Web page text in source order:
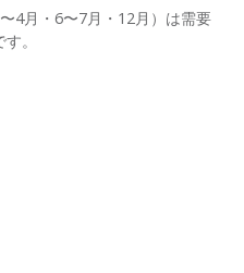
4月・6〜7月・12月）は需要
。